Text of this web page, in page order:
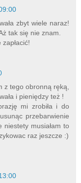
zbyt wiele naraz!
tak się nie znam.
z tego obronną ręką,
i pieniędzy też !
mi zrobiła i do
przebarwienie
niestety musiałam to
raz jeszcze :)